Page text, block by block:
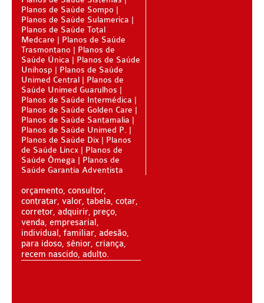
PLENA PLANO DE SAÚDE INFANTIL
QSAUDE PLANO DE SAÚDE INFANTIL
SANTA HELENA PLANO DE SAÚDE INFANTIL
SÃO CRISTOVÃO PLANO DE SAÚDE INFANTIL
SÃO MIGUEL PLANO DE SAÚDE INFANTIL
STA CASA MAUÁ PLANO DE SAÚDE INFANTIL
TOTAL MEDCARE PLANO DE SAÚDE INFANTIL
TRASMONTANO PLANO DE SAÚDE INFANTIL
UNIHOSP PLANO DE SAÚDE INFANTIL
PLANO DE SAÚDE SÊNIOR
AMEPLAN PLANO DE SAÚDE SÊNIOR
Planos de Saúde Sompo
Planos de Saúde Sulamerica
Planos de Saúde Total
Medcare
Planos de Saúde
Trasmontano
Planos de
Saúde Única
Planos de Saúde
Unihosp
Planos de Saúde
Unimed Central
Planos de
Saúde Unimed Guarulhos
Planos de Saúde Intermédica
Planos de Saúde Golden Care
Planos de Saúde Santamalia
Planos de Saúde Unimed P.
Planos de Saúde Dix
Planos
de Saúde Lincx
Planos de
Saúde Ômega
Planos de
Saúde Garantia Adventista
orçamento, consultor,
contratar, valor, tabela, cotar,
corretor, adquirir, preço,
venda, empresarial,
individual, familiar, adesão,
para idoso, sênior, criança,
recem nascido, adulto.